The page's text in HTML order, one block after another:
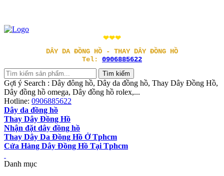
❤❤❤
DÂY DA ĐỒNG HỒ - THAY DÂY ĐỒNG HỒ
Tel: 0906885622
Gợi ý Search : Dây đông hồ, Dây da đồng hồ, Thay Dây Đồng Hồ,
Dây đồng hồ omega, Dây đồng hồ rolex,...
Hotline: 0906885622
Dây da đồng hồ
Thay Dây Đồng Hồ
Nhận đặt dây đồng hồ
Thay Dây Da Đồng Hồ Ở Tphcm
Cửa Hàng Dây Đồng Hồ Tại Tphcm
Danh mục